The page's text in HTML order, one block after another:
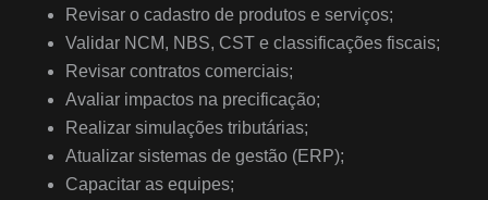
Revisar o cadastro de produtos e serviços;
Validar NCM, NBS, CST e classificações fiscais;
Revisar contratos comerciais;
Avaliar impactos na precificação;
Realizar simulações tributárias;
Atualizar sistemas de gestão (ERP);
Capacitar as equipes;